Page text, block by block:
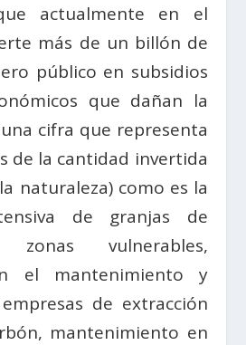
actualmente en el
más de un billón de
público en subsidios
que dañan la
cifra que representa
de la cantidad invertida
naturaleza) como es la
de granjas de
vulnerables,
el mantenimiento y
de extracción
mantenimiento en